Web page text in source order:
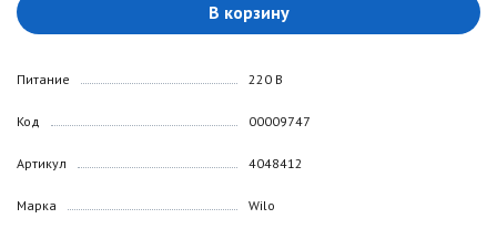
В корзину
Питание
Код
Артикул
Марка
220 В
00009747
4048412
Wilo